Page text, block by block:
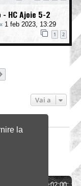
la
- HC Ajoie 5-2
1 feb 2023, 13:29
1 2
Vai a